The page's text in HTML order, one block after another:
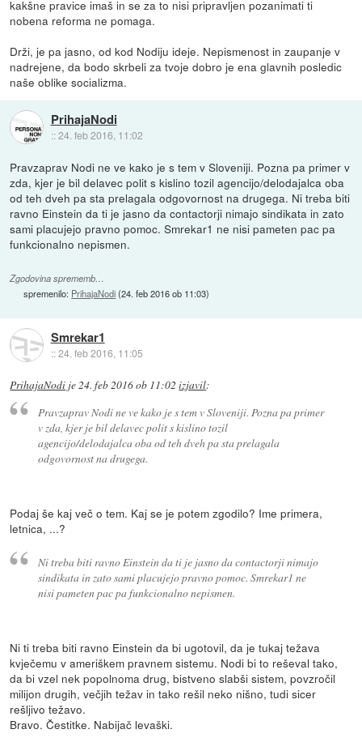
kakšne pravice imaš in se za to nisi pripravljen pozanimati ti
nobena reforma ne pomaga.
Drži, je pa jasno, od kod Nodiju ideje. Nepismenost in zaupanje v
nadrejene, da bodo skrbeli za tvoje dobro je ena glavnih posledic
naše oblike socializma.
PrihajaNodi
::24. feb 2016, 11:02
Pravzaprav Nodi ne ve kako je s tem v Sloveniji. Pozna pa primer v
zda, kjer je bil delavec polit s kislino tozil agencijo/delodajalca oba
od teh dveh pa sta prelagala odgovornost na drugega. Ni treba biti
ravno Einstein da ti je jasno da contactorji nimajo sindikata in zato
sami placujejo pravno pomoc. Smrekar1 ne nisi pameten pac pa
funkcionalno nepismen.
Zgodovina sprememb…
spremenilo: PrihajaNodi(24. feb 2016 ob 11:03)
Smrekar1
::24. feb 2016, 11:05
PrihajaNodi je24. feb 2016 ob 11:02 izjavil:
Pravzaprav Nodi ne ve kako je s tem v Sloveniji. Pozna pa primer
v zda, kjer je bil delavec polit s kislino tozil
agencijo/delodajalca oba od teh dveh pa sta prelagala
odgovornost na drugega.
Podaj še kaj več o tem. Kaj se je potem zgodilo? Ime primera,
letnica, ...?
Ni treba biti ravno Einstein da ti je jasno da contactorji nimajo
sindikata in zato sami placujejo pravno pomoc. Smrekar1 ne
nisi pameten pac pa funkcionalno nepismen.
Ni ti treba biti ravno Einstein da bi ugotovil, da je tukaj težava
kvječemu v ameriškem pravnem sistemu. Nodi bi to reševal tako,
da bi vzel nek popolnoma drug, bistveno slabši sistem, povzročil
milijon drugih, večjih težav in tako rešil neko nišno, tudi sicer
rešljivo težavo.
Bravo. Čestitke. Nabijač levaški.